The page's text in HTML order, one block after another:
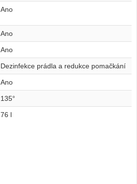
Ano
Ano
Ano
Dezinfekce prádla a redukce pomačkání
Ano
135°
76 l